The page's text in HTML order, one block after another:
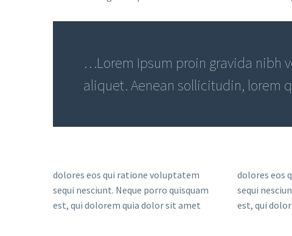
…Lorem Ipsum proin gravida nibh
aliquet. Aenean sollicitudin, lorem
dolores eos qui ratione voluptatem
sequi nesciunt. Neque porro quisquam
est, qui dolorem quia dolor sit amet
dolores eos
sequi
est, qui